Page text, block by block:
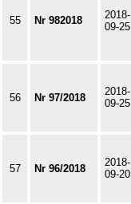
55 Nr 982018
2018-
09-25
56 Nr 97/2018
2018-
09-25
57 Nr 96/2018
2018-
09-20